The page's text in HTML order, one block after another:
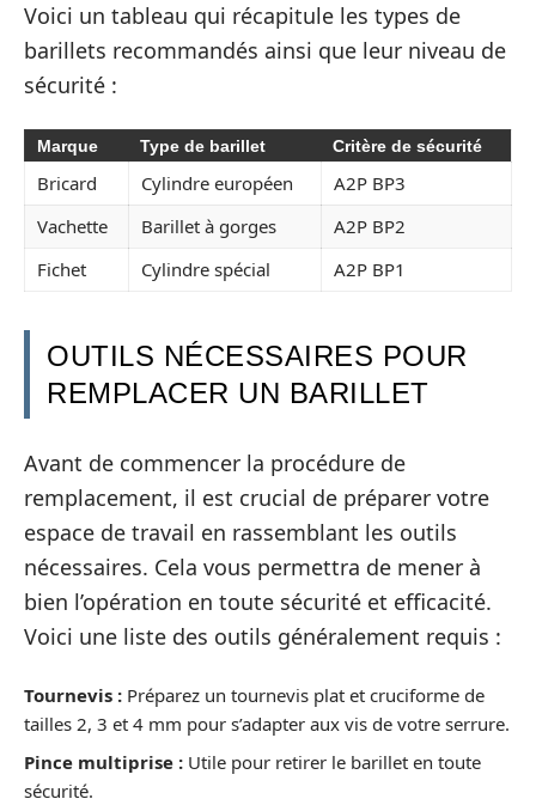
Voici un tableau qui récapitule les types de
barillets recommandés ainsi que leur niveau de
sécurité :
Marque Type de barillet Critère de sécurité
Bricard Cylindre européen
A2P BP3
Vachette
Barillet à gorges
A2P BP2
Fichet
Cylindre spécial A2P BP1
OUTILS NÉCESSAIRES POUR
REMPLACER UN BARILLET
Avant de commencer la procédure de
remplacement, il est crucial de préparer votre
espace de travail en rassemblant les outils
nécessaires. Cela vous permettra de mener à
bien l’opération en toute sécurité et efficacité.
Voici une liste des outils généralement requis :
Tournevis : Préparez un tournevis plat et cruciforme de
tailles 2, 3 et 4 mm pour s’adapter aux vis de votre serrure.
Pince multiprise : Utile pour retirer le barillet en toute
sécurité.